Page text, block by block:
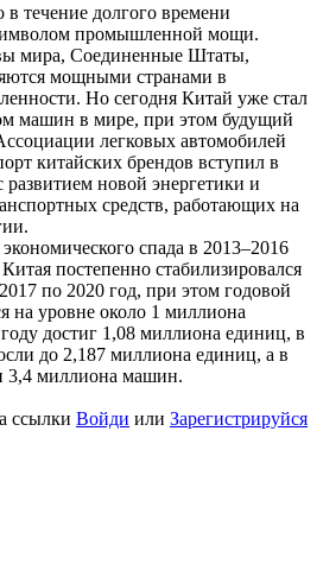
течение долгого времени
промышленной мощи.
мира, Соединенные Штаты,
мощными странами в
Но сегодня Китай уже стал
машин в мире, при этом будущий
легковых автомобилей
китайских брендов вступил в
новой энергетики и
средств, работающих на
спада в 2013–2016
постепенно стабилизировался
по 2020 год, при этом годовой
на уровне около 1 миллиона
достиг 1,08 миллиона единиц, в
до 2,187 миллиона единиц, а в
3,4 миллиона машин.
ссылки Войди или Зарегистрируйся